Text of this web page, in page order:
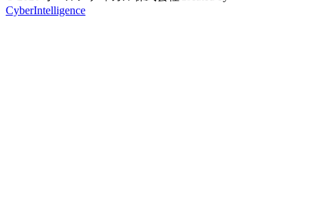
CyberIntelligence